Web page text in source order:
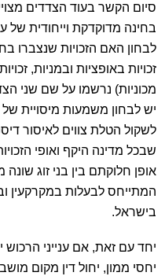
סיום הקשר בעוד הצדדים
בחינה מדוקדקת וייחודית של
לבחון האם הזכויות שנצברו
זכויות באופציות ובמניות,
מכוניות) נרשמו על שם שני
יש לבחון משמעות מיסויית של
לשקול הטלת צווים לאיסור
שבכל מדינה היקף ואופי
אופן חלוקתם בין בני זוג
המתייחס לבעלות במקרקעין
בישראל.
יחסי ממון, יחול דין מקום